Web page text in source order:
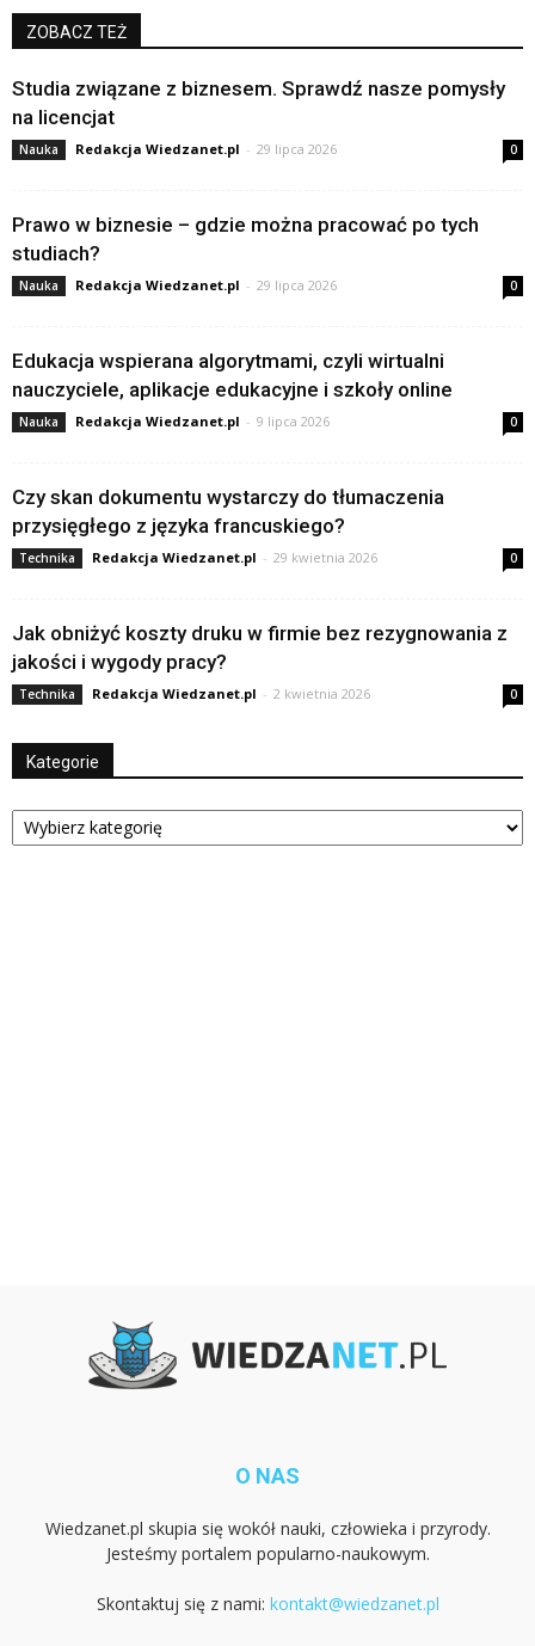
ZOBACZ TEŻ
Studia związane z biznesem. Sprawdź nasze pomysły
na licencjat
Nauka Redakcja Wiedzanet.pl - 29 lipca 2026 0
Prawo w biznesie – gdzie można pracować po tych
studiach?
Nauka Redakcja Wiedzanet.pl - 29 lipca 2026 0
Edukacja wspierana algorytmami, czyli wirtualni
nauczyciele, aplikacje edukacyjne i szkoły online
Nauka Redakcja Wiedzanet.pl - 9 lipca 2026 0
Czy skan dokumentu wystarczy do tłumaczenia
przysięgłego z języka francuskiego?
Technika Redakcja Wiedzanet.pl - 29 kwietnia 2026 0
Jak obniżyć koszty druku w firmie bez rezygnowania z
jakości i wygody pracy?
Technika Redakcja Wiedzanet.pl - 2 kwietnia 2026 0
Kategorie
Kategorie
O NAS
Wiedzanet.pl skupia się wokół nauki, człowieka i przyrody.
Jesteśmy portalem popularno-naukowym.
Skontaktuj się z nami: kontakt@wiedzanet.pl